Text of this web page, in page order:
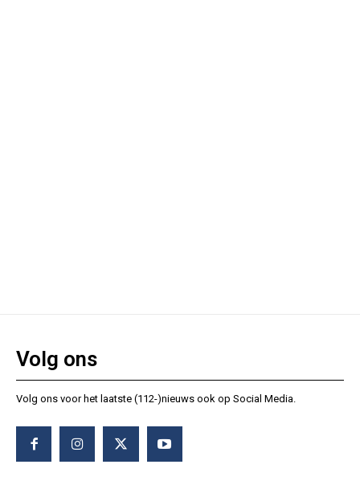
Volg ons
Volg ons voor het laatste (112-)nieuws ook op Social Media.